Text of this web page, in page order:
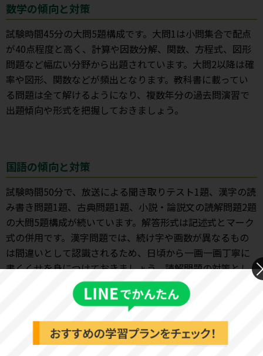
数学の傾向と対策
試験時間45分の大問5題構成です。大問1は小問集合で配点
が40点程度と高く、計算や因数分解、関数、方程式、図形
問題など幅広い分野から出題されています。大問2以降は確
率や図形、関数などが頻出となります。教科書に載ってい
る問題は全て解けるようになり、複数年分の過去問演習で
出題傾向や形式を把握しておきましょう。
国語の傾向と対策
試験時間50分で、放送による聞き取りテスト1題、漢字の読
み書き問題1題、古典問題1題、小説・論説文の読解問題2題
の大問5題構成が続いています。解答形式は記述式とマーク
式の併用です。漢字問題では、続け字や画数が異なるもの
は間違いとして認識されるため、日頃から一画一画丁寧に
書くくせを身につけておきましょう。読解問題の対策とし
て、様々な文章の読解問題に数多く取り組み、速読力と読
解力を身につけておくことが大切です。